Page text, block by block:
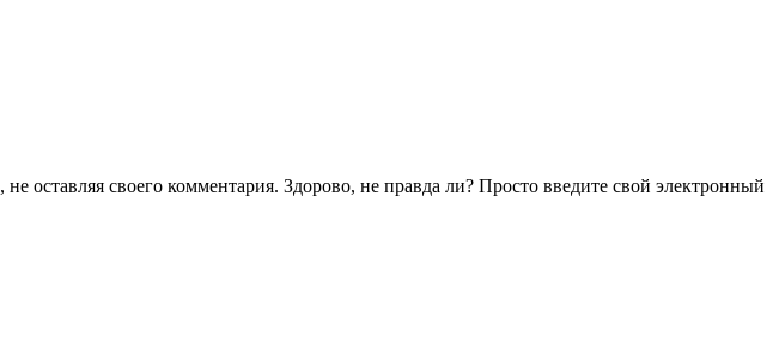
, не оставляя своего комментария. Здорово, не правда ли? Просто введите свой электронный